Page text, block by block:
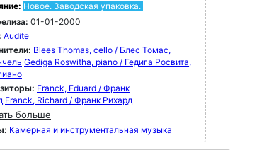
Новое. Заводская упаковка.
01-01-2000
Audite
Blees Thomas, cello / Блес Томас,
Gediga Roswitha, piano / Гедига Росвита,
Franck, Eduard / Франк
Franck, Richard / Франк Рихард
больше
Камерная и инструментальная музыка